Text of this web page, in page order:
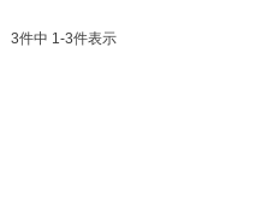
3件中 1-3件表示